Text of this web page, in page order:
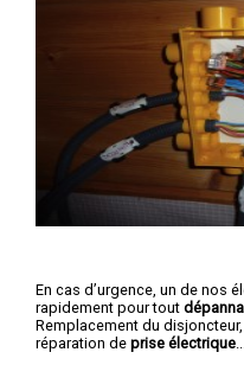
En cas d’urgence, un de nos
rapidement pour tout
Remplacement du
réparation de prise électrique